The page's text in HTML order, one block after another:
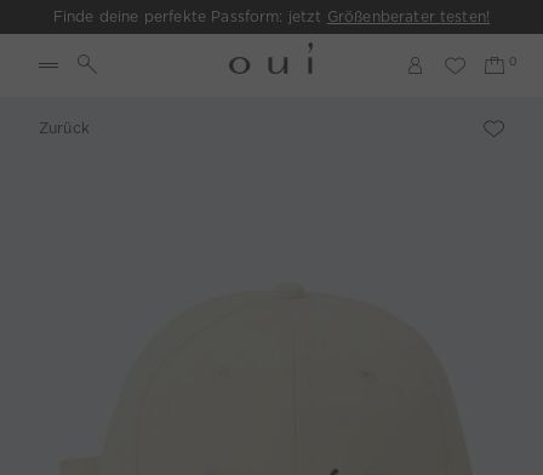
Finde deine perfekte Passform: jetzt Größenberater testen!
Zurück